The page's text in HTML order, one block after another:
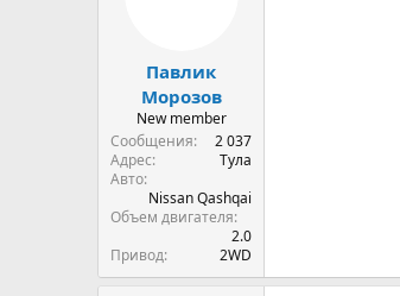
Павлик
Морозов
New member
Сообщения
2 037
Адрес
Тула
Авто
Nissan Qashqai
Объем двигателя
2.0
Привод
2WD